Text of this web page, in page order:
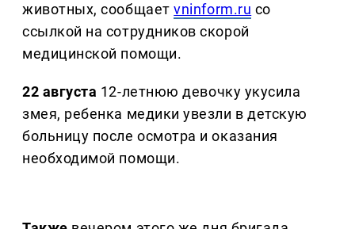
животных, сообщаетvninform.ru со
ссылкой на сотрудников скорой
медицинской помощи.
22 августа 12-летнюю девочку укусила
змея, ребенка медики увезли в детскую
больницу после осмотра и оказания
необходимой помощи.